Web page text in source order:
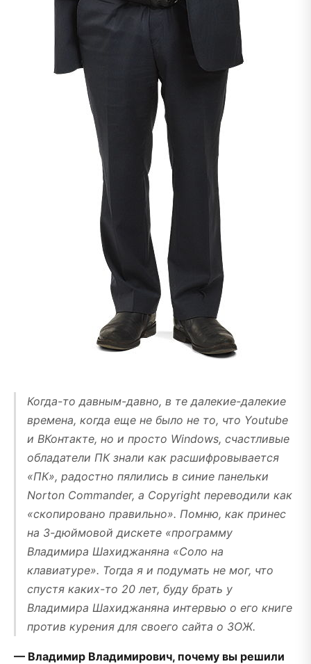
Когда-то давным-давно, в те далекие-далекие
времена, когда еще не было не то, что Youtube
и ВКонтакте, но и просто Windows, счастливые
обладатели ПК знали как расшифровывается
«ПК», радостно пялились в синие панельки
Norton Commander, а Copyright переводили как
«скопировано правильно». Помню, как принес
на 3-дюймовой дискете «программу
Владимира Шахиджаняна «Соло на
клавиатуре». Тогда я и подумать не мог, что
спустя каких-то 20 лет, буду брать у
Владимира Шахиджаняна интервью о его книге
против курения для своего сайта о ЗОЖ.
— Владимир Владимирович, почему вы решили